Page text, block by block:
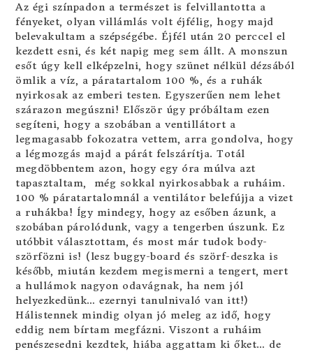
Az égi színpadon a természet is felvillantotta a
fényeket, olyan villámlás volt éjfélig, hogy majd
belevakultam a szépségébe. Éjfél után 20 perccel el
kezdett esni, és két napig meg sem állt. A monszun
esőt úgy kell elképzelni, hogy szünet nélkül dézsából
ömlik a víz, a páratartalom 100 %, és a ruhák
nyirkosak az emberi testen. Egyszerűen nem lehet
szárazon megúszni! Először úgy próbáltam ezen
segíteni, hogy a szobában a ventillátort a
legmagasabb fokozatra vettem, arra gondolva, hogy
a légmozgás majd a párát felszárítja. Totál
megdöbbentem azon, hogy egy óra múlva azt
tapasztaltam, még sokkal nyirkosabbak a ruháim.
100 % páratartalomnál a ventilátor belefújja a vizet
a ruhákba! Így mindegy, hogy az esőben ázunk, a
szobában párolódunk, vagy a tengerben úszunk. Ez
utóbbit választottam, és most már tudok body-
szörfözni is! (lesz buggy-board és szörf-deszka is
később, miután kezdem megismerni a tengert, mert
a hullámok nagyon odavágnak, ha nem jól
helyezkedünk… ezernyi tanulnivaló van itt!)
Hálistennek mindig olyan jó meleg az idő, hogy
eddig nem bírtam megfázni. Viszont a ruháim
penészesedni kezdtek, hiába aggattam ki őket… de